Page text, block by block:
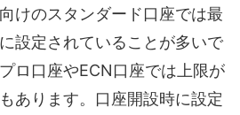
けのスタンダード口座では最
設定されていることが多いで
ロ口座やECN口座では上限が
あります。口座開設時に設定